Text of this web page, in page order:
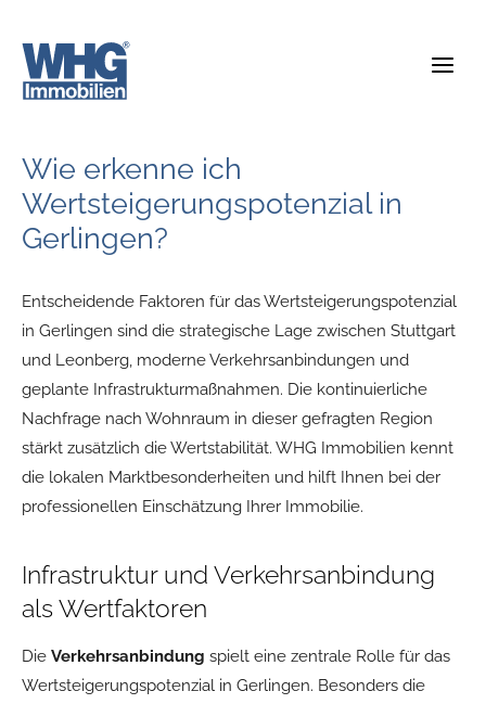
Inhalt
springen
Wie erkenne ich
Wertsteigerungspotenzial in
Gerlingen?
Entscheidende Faktoren für das Wertsteigerungspotenzial
in Gerlingen sind die strategische Lage zwischen Stuttgart
und Leonberg, moderne Verkehrsanbindungen und
geplante Infrastrukturmaßnahmen. Die kontinuierliche
Nachfrage nach Wohnraum in dieser gefragten Region
stärkt zusätzlich die Wertstabilität. WHG Immobilien kennt
die lokalen Marktbesonderheiten und hilft Ihnen bei der
professionellen Einschätzung Ihrer Immobilie.
Infrastruktur und Verkehrsanbindung
als Wertfaktoren
Die Verkehrsanbindung spielt eine zentrale Rolle für das
Wertsteigerungspotenzial in Gerlingen. Besonders die